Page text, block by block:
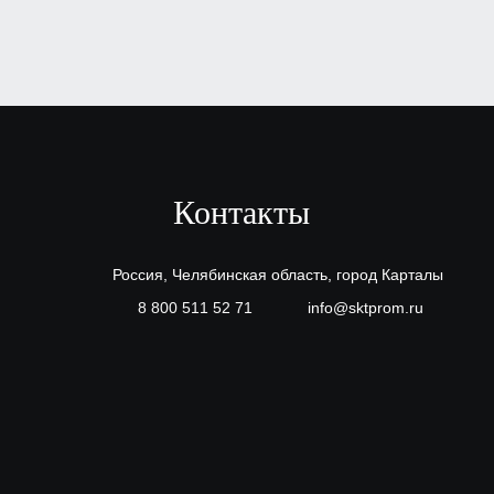
Контакты
Россия, Челябинская область, город Карталы
8 800 511 52 71
info@sktprom.ru